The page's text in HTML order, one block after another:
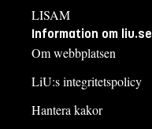
LISAM
Information om liu.se
Om webbplatsen
LiU:s integritetspolicy
Hantera kakor